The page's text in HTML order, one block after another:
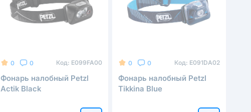
0 0 Код: E099FA00
Фонарь налобный Petzl
Actik Black
0 0 Код: E091DA02
Фонарь налобный Petzl
Tikkina Blue